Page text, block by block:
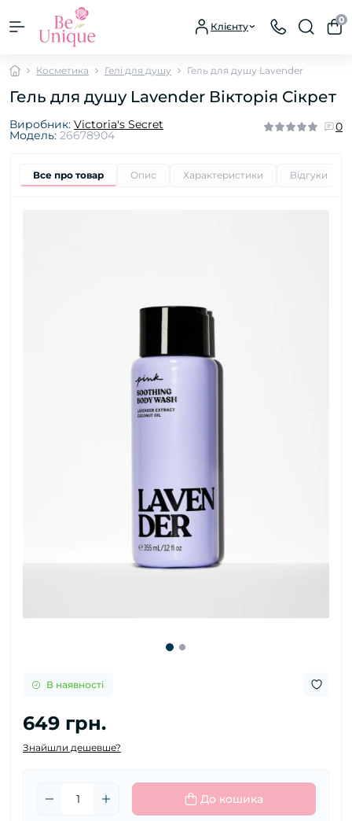
Клієнту
0
Косметика Гелі для душу Гель для душу Lavender
Гель для душу Lavender Вікторія Сікрет
Виробник: Victoria's Secret
Модель: 26678904
0
Все про товар Опис Характеристики Відгуки
В наявності
649 грн.
Знайшли дешевше?
До кошика